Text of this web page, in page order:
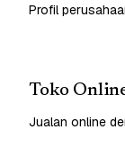
Profil
Toko
Jualan online